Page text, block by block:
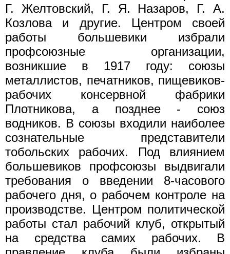
Г. Желтовский, Г. Я. Назаров, Г. А.
Козлова и другие. Центром своей
работы большевики избрали
профсоюзные организации,
возникшие в 1917 году: союзы
металлистов, печатников, пищевиков-
рабочих консервной фабрики
Плотникова, а позднее - союз
водников. В союзы входили наиболее
сознательные представители
тобольских рабочих. Под влиянием
большевиков профсоюзы выдвигали
требования о введении 8-часового
рабочего дня, о рабочем контроле на
производстве. Центром политической
работы стал рабочий клуб, открытый
на средства самих рабочих. В